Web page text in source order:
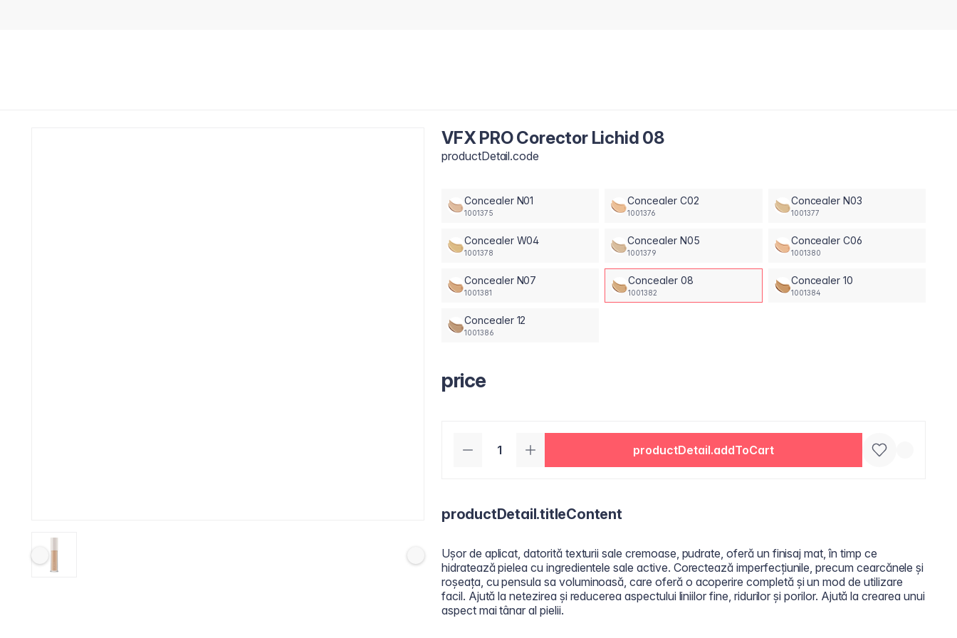
VFX PRO Corector Lichid 08
productDetail.code
Concealer N01
1001375
Concealer C02
1001376
Concealer N03
1001377
Concealer W04
1001378
Concealer N05
1001379
Concealer C06
1001380
Concealer N07
1001381
Concealer 08
1001382
Concealer 10
1001384
Concealer 12
1001386
price
productDetail.addToCart
productDetail.titleContent
Ușor de aplicat, datorită texturii sale cremoase, pudrate, oferă un finisaj mat, în timp ce
hidratează pielea cu ingredientele sale active. Corectează imperfecțiunile, precum cearcănele și
roșeața, cu pensula sa voluminoasă, care oferă o acoperire completă și un mod de utilizare
facil. Ajută la netezirea și reducerea aspectului liniilor fine, ridurilor și porilor. Ajută la crearea unui
aspect mai tânar al pielii.